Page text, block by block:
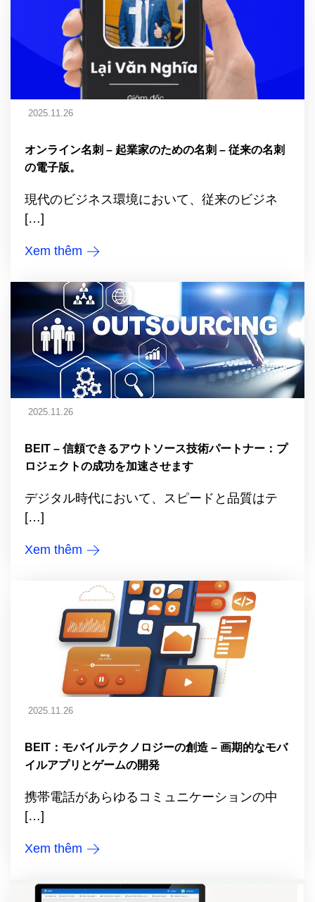
2025.11.26
オンライン名刺 – 起業家のための名刺 – 従来の名刺
の電子版。
現代のビジネス環境において、従来のビジネ
[…]
Xem thêm
2025.11.26
BEIT – 信頼できるアウトソース技術パートナー：プ
ロジェクトの成功を加速させます
デジタル時代において、スピードと品質はテ
[…]
Xem thêm
2025.11.26
BEIT：モバイルテクノロジーの創造 – 画期的なモバ
イルアプリとゲームの開発
携帯電話があらゆるコミュニケーションの中
[…]
Xem thêm